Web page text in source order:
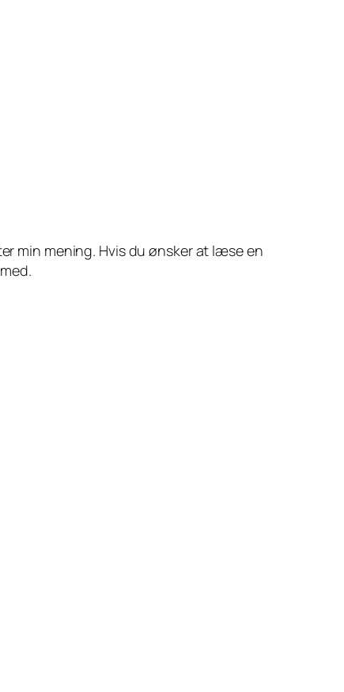
min mening. Hvis du ønsker at læse en